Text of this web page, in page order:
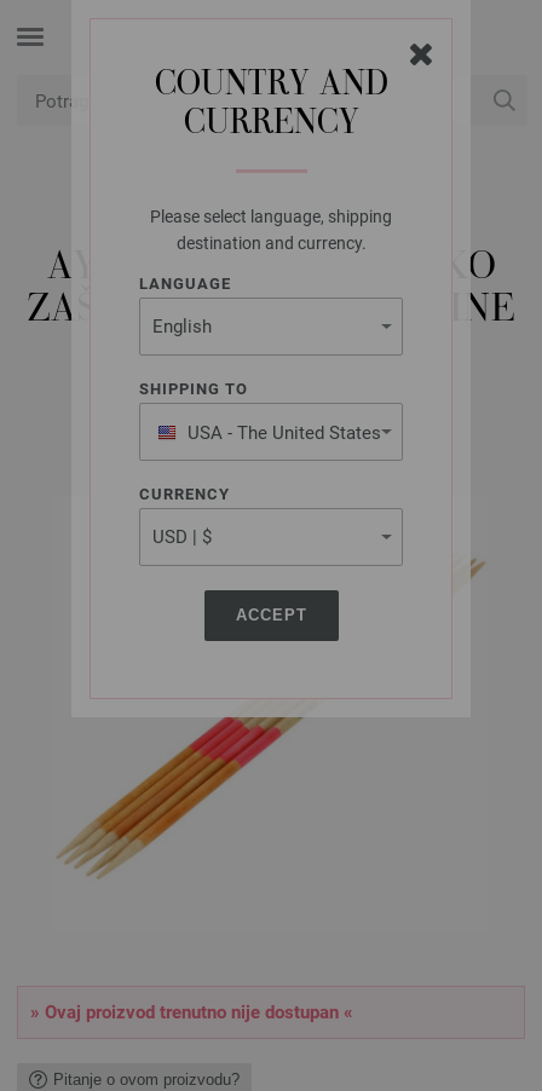
COUNTRY AND
CURRENCY
Please select language, shipping
destination and currency.
LANGUAGE
SHIPPING TO
USA - The United States
of America
CURRENCY
ACCEPT
LANA GROSSA
AYURVEDA DVOSTRUKO
ZAŠILJENE IGLE VELIČINE
4,0/20CM
» Ovaj proizvod trenutno nije dostupan «
Pitanje o ovom proizvodu?